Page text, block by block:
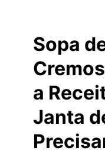
Sopa
a
Janta